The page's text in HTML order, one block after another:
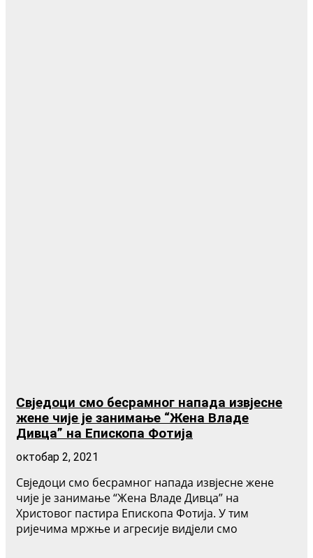
Свједоци смо бесрамног напада извјесне
жене чије је занимање “Жена Владе
Дивца” на Епископа Фотија
октобар 2, 2021
Свједоци смо бесрамног напада извјесне жене
чије је занимање “Жена Владе Дивца” на
Христовог пастира Епископа Фотија. У тим
ријечима мржње и агресије видјели смо